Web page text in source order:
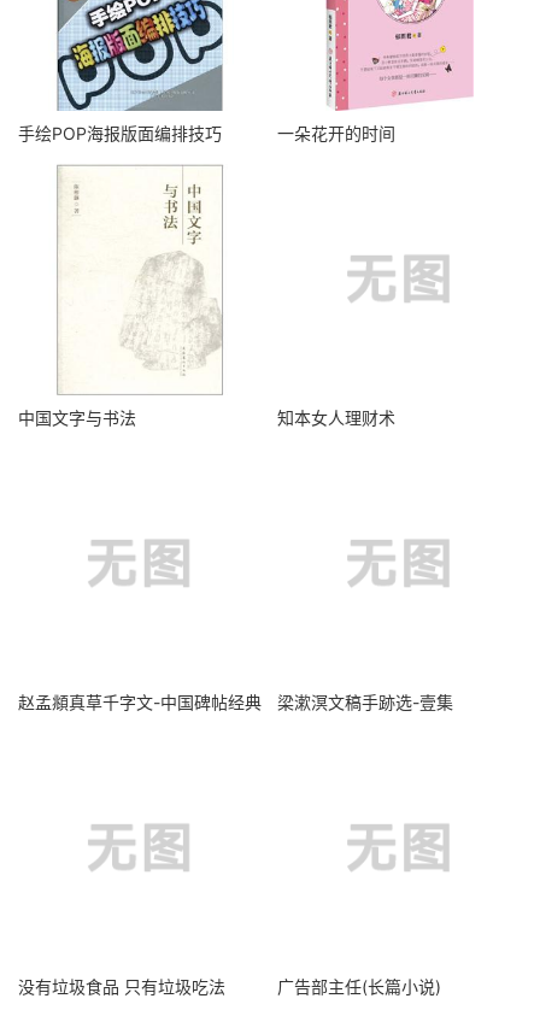
手绘POP海报版面编排技巧 一朵花开的时间
中国文字与书法 知本女人理财术
赵孟頫真草千字文-中国碑帖经典 梁漱溟文稿手跡选-壹集
没有垃圾食品 只有垃圾吃法 广告部主任(长篇小说)